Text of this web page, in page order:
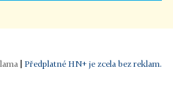
| Předplatné HN+ je zcela bez reklam.